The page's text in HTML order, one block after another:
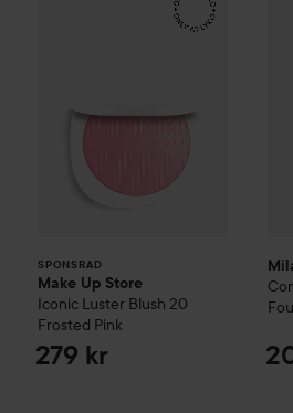
SPONSRAD
Make Up Store
Iconic Luster Blush 20
Frosted Pink
279 kr